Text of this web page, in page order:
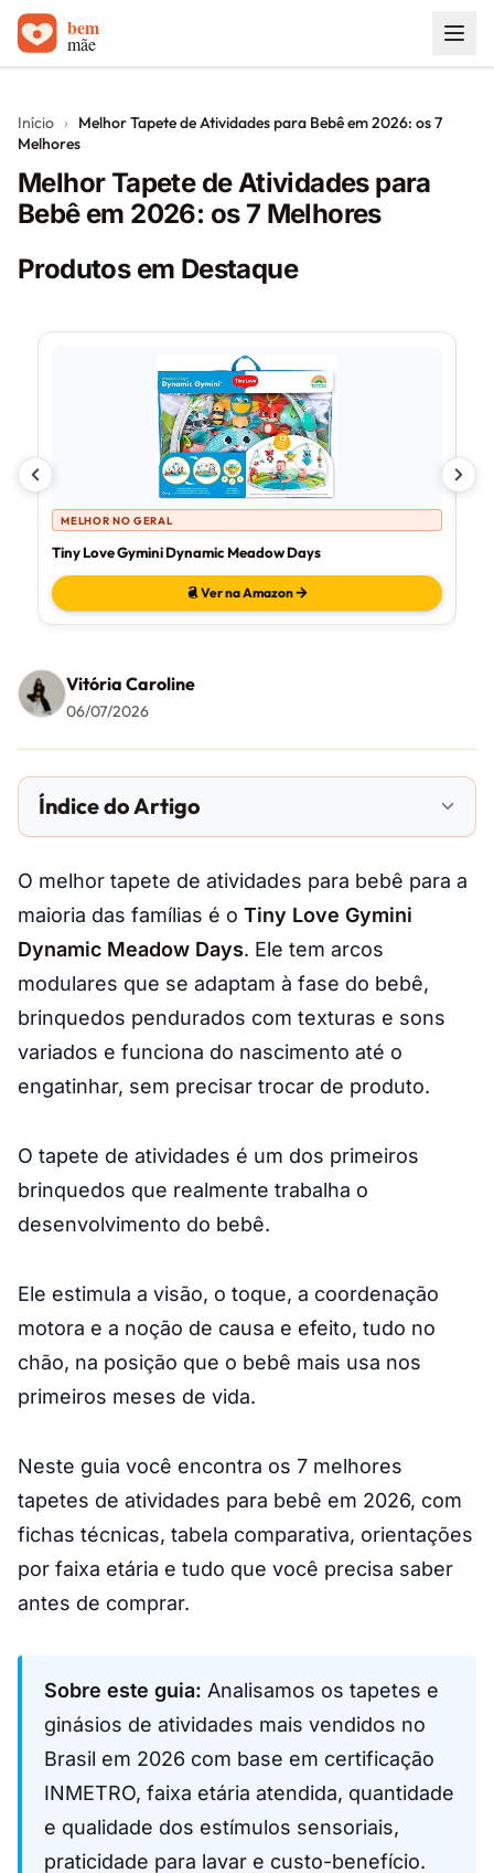
Carrinhos de bebê
Sobre
Início ›
Melhor Tapete de Atividades para Bebê em 2026: os 7
Melhores
Melhor Tapete de Atividades para
Bebê em 2026: os 7 Melhores
Produtos em Destaque
MELHOR NO GERAL
Tiny Love Gymini Dynamic Meadow Days
Ver na Amazon
Vitória Caroline
06/07/2026
Índice do Artigo
O melhor tapete de atividades para bebê para a
maioria das famílias é o Tiny Love Gymini
Dynamic Meadow Days. Ele tem arcos
modulares que se adaptam à fase do bebê,
brinquedos pendurados com texturas e sons
variados e funciona do nascimento até o
engatinhar, sem precisar trocar de produto.
O tapete de atividades é um dos primeiros
brinquedos que realmente trabalha o
desenvolvimento do bebê.
Ele estimula a visão, o toque, a coordenação
motora e a noção de causa e efeito, tudo no
chão, na posição que o bebê mais usa nos
primeiros meses de vida.
Neste guia você encontra os 7 melhores
tapetes de atividades para bebê em 2026, com
fichas técnicas, tabela comparativa, orientações
por faixa etária e tudo que você precisa saber
antes de comprar.
Sobre este guia: Analisamos os tapetes e
ginásios de atividades mais vendidos no
Brasil em 2026 com base em certificação
INMETRO, faixa etária atendida, quantidade
e qualidade dos estímulos sensoriais,
praticidade para lavar e custo-benefício.